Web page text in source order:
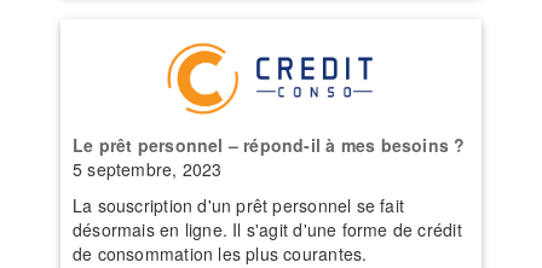
Le prêt personnel – répond-il à mes besoins ?
5 septembre, 2023
La souscription d'un prêt personnel se fait
désormais en ligne. Il s'agit d'une forme de crédit
de consommation les plus courantes.